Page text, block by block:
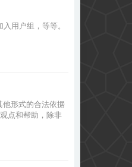
用户组，等等。
他形式的合法依据
点和帮助，除非